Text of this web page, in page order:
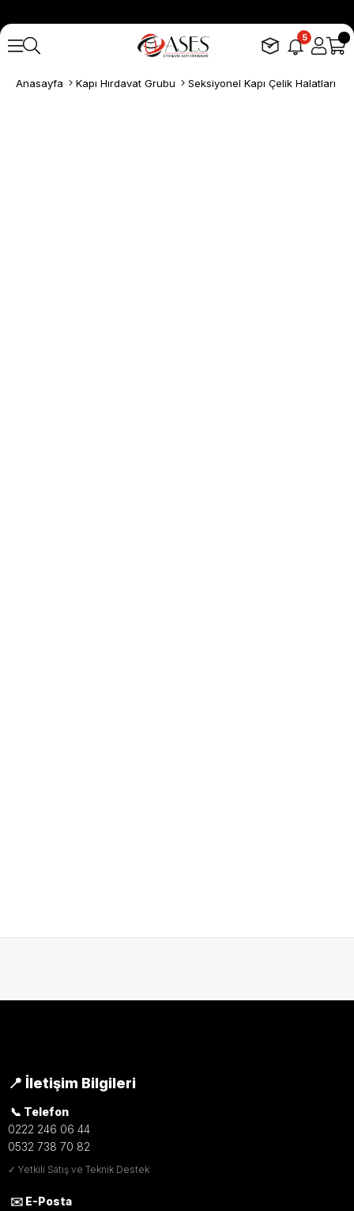
5
Anasayfa Kapı Hırdavat Grubu Seksiyonel Kapı Çelik Halatları
📍 İletişim Bilgileri
📞 Telefon
0222 246 06 44
0532 738 70 82
✓ Yetkili Satış ve Teknik Destek
✉️ E-Posta